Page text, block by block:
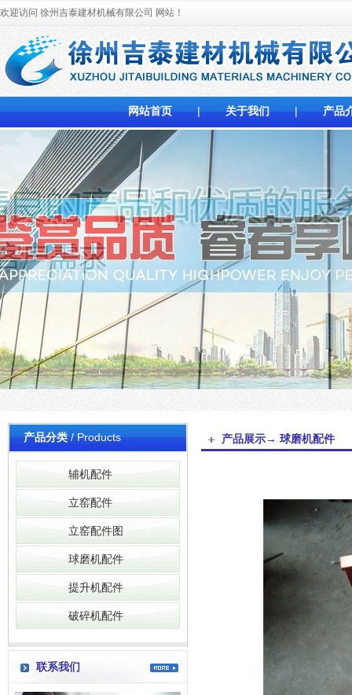
欢迎访问 徐州吉泰建材机械有限公司 网站！
网站首页|关于我们|产品
产品分类/ Products
辅机配件
立窑配件
立窑配件图
球磨机配件
提升机配件
破碎机配件
联系我们
产品展示→ 球磨机配件